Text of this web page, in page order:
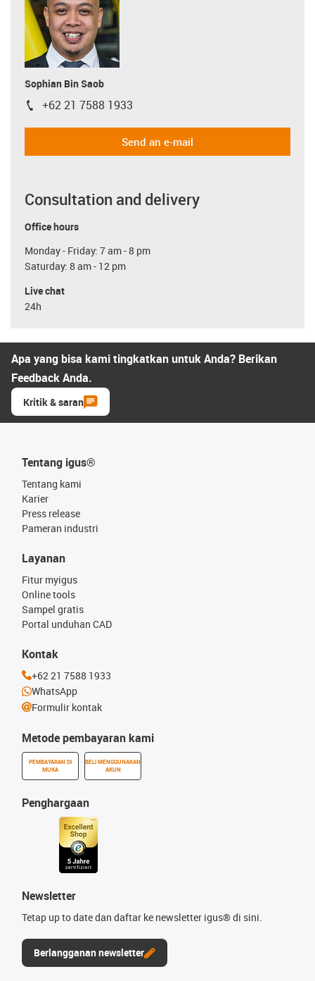
Sophian Bin Saob
igus-icon-phone
+62 21 7588 1933
Send an e-mail
Consultation and delivery
Office hours
Monday - Friday: 7 am - 8 pm
Saturday: 8 am - 12 pm
Live chat
24h
Apa yang bisa kami tingkatkan untuk Anda? Berikan
Feedback Anda.
Kritik & saran
Tentang igus®
Tentang kami
Karier
Press release
Pameran industri
Metode pembayaran kami
PEMBAYARAN DI
MUKA
BELI MENGGUNAKAN
AKUN
Layanan
Fitur myigus
Online tools
Sampel gratis
Portal unduhan CAD
Penghargaan
Newsletter
Tetap up to date dan daftar ke newsletter igus® di sini.
Berlangganan newsletter
Kontak
+62 21 7588 1933
WhatsApp
Formulir kontak